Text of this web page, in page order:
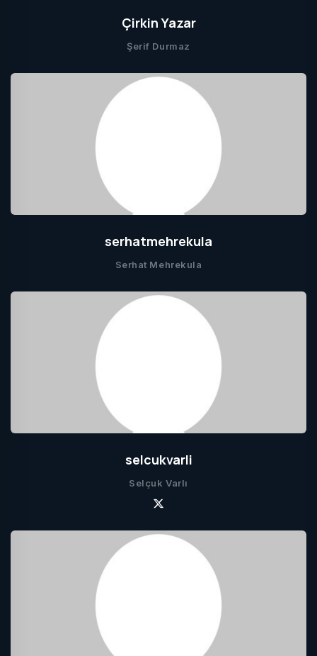
Çirkin Yazar
Şerif Durmaz
serhatmehrekula
Serhat Mehrekula
selcukvarli
Selçuk Varlı